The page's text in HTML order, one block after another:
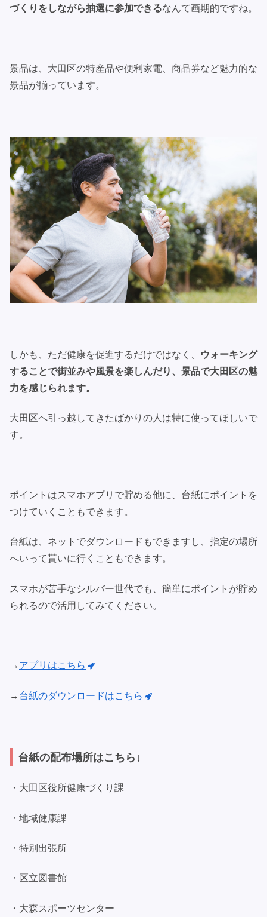
づくりをしながら抽選に参加できるなんて画期的ですね。
景品は、大田区の特産品や便利家電、商品券など魅力的な
景品が揃っています。
しかも、ただ健康を促進するだけではなく、
ウォーキング
することで街並みや風景を楽しんだり、景品で大田区の魅
力を感じられます。
大田区へ引っ越してきたばかりの人は特に使ってほしいで
す。
ポイントはスマホアプリで貯める他に、台紙にポイントを
つけていくこともできます。
台紙は、ネットでダウンロードもできますし、指定の場所
へいって貰いに行くこともできます。
スマホが苦手なシルバー世代でも、簡単にポイントが貯め
られるので活用してみてください。
→ アプリはこちら
→ 台紙のダウンロードはこちら
台紙の配布場所はこちら↓
・大田区役所健康づくり課
・地域健康課
・特別出張所
・区立図書館
・大森スポーツセンター